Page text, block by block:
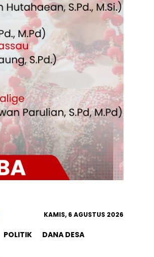
KAMIS, 6 AGUSTUS 2026
POLITIK DANA DESA